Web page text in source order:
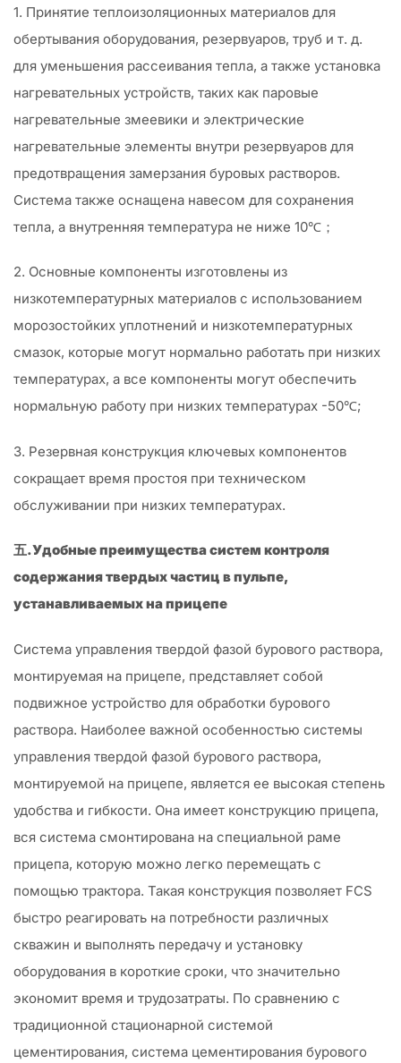
1. Принятие теплоизоляционных материалов для
обертывания оборудования, резервуаров, труб и т. д.
для уменьшения рассеивания тепла, а также установка
нагревательных устройств, таких как паровые
нагревательные змеевики и электрические
нагревательные элементы внутри резервуаров для
предотвращения замерзания буровых растворов.
Система также оснащена навесом для сохранения
тепла, а внутренняя температура не ниже 10℃；
2. Основные компоненты изготовлены из
низкотемпературных материалов с использованием
морозостойких уплотнений и низкотемпературных
смазок, которые могут нормально работать при низких
температурах, а все компоненты могут обеспечить
нормальную работу при низких температурах -50℃;
3. Резервная конструкция ключевых компонентов
сокращает время простоя при техническом
обслуживании при низких температурах.
五.Удобные преимущества систем контроля
содержания твердых частиц в пульпе,
устанавливаемых на прицепе
Система управления твердой фазой бурового раствора,
монтируемая на прицепе, представляет собой
подвижное устройство для обработки бурового
раствора. Наиболее важной особенностью системы
управления твердой фазой бурового раствора,
монтируемой на прицепе, является ее высокая степень
удобства и гибкости. Она имеет конструкцию прицепа,
вся система смонтирована на специальной раме
прицепа, которую можно легко перемещать с
помощью трактора. Такая конструкция позволяет FCS
быстро реагировать на потребности различных
скважин и выполнять передачу и установку
оборудования в короткие сроки, что значительно
экономит время и трудозатраты. По сравнению с
традиционной стационарной системой
цементирования, система цементирования бурового